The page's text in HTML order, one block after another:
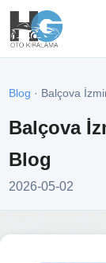
Blog · Balçova
Balçova
Blog
2026-05-02